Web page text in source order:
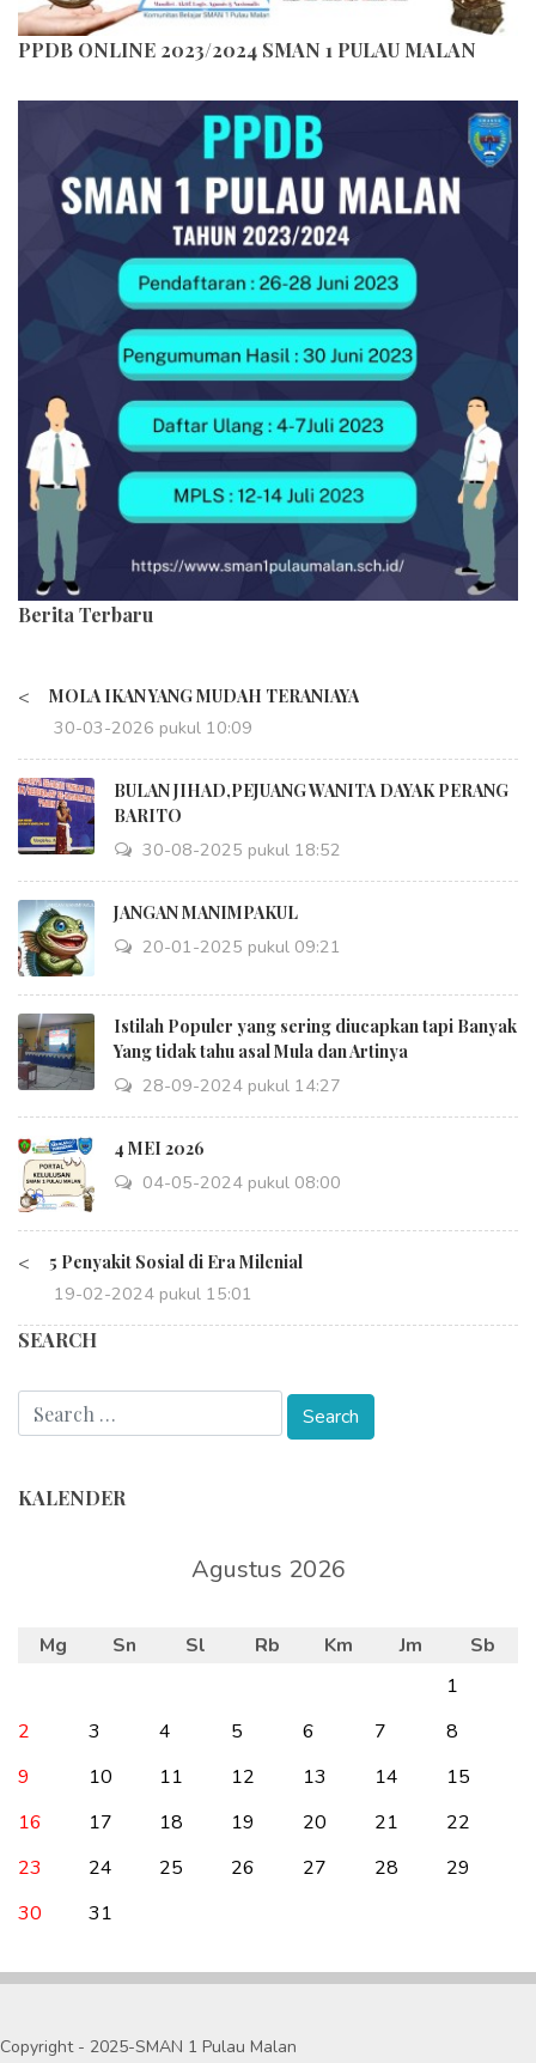
PPDB ONLINE 2023/2024 SMAN 1 PULAU MALAN
Berita Terbaru
< MOLA IKAN YANG MUDAH TERANIAYA
30-03-2026 pukul 10:09
BULAN JIHAD,PEJUANG WANITA DAYAK PERANG
BARITO
30-08-2025 pukul 18:52
JANGAN MANIMPAKUL
20-01-2025 pukul 09:21
Istilah Populer yang sering diucapkan tapi Banyak
Yang tidak tahu asal Mula dan Artinya
28-09-2024 pukul 14:27
4 MEI 2026
04-05-2024 pukul 08:00
< 5 Penyakit Sosial di Era Milenial
19-02-2024 pukul 15:01
SEARCH
KALENDER
Agustus 2026
Mg Sn Sl Rb Km Jm
Sb
1
2
3 4 5 6 7
8
9
10 11 12 13 14
15
16
17 18 19 20 21
22
23
24 25 26 27 28
29
30
31
Copyright - 2025-SMAN 1 Pulau Malan